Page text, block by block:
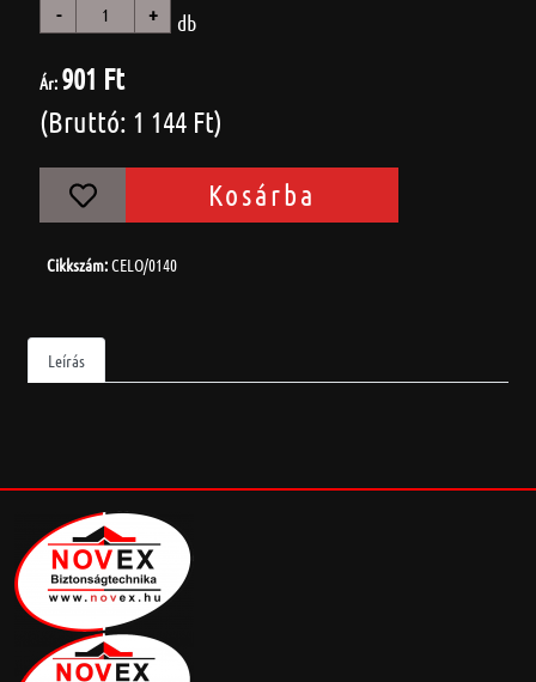
- + db
Ár: 901 Ft
(Bruttó: 1 144 Ft)
Kosárba
Cikkszám:CELO/0140
Leírás